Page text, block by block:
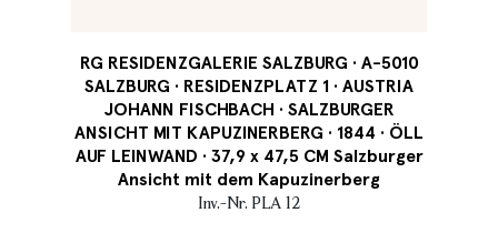
RG RESIDENZGALERIE SALZBURG · A-5010
SALZBURG · RESIDENZPLATZ 1 · AUSTRIA
JOHANN FISCHBACH · SALZBURGER
ANSICHT MIT KAPUZINERBERG · 1844 · ÖLL
AUF LEINWAND · 37,9 x 47,5 CM Salzburger
Ansicht mit dem Kapuzinerberg
Inv.-Nr. PLA 12